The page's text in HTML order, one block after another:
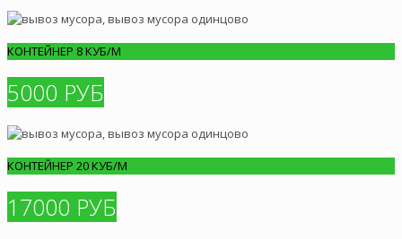
КОНТЕЙНЕР 8 КУБ/М
5000 РУБ
КОНТЕЙНЕР 20 КУБ/М
17000 РУБ